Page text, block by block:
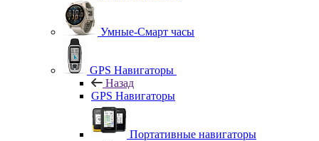
Умные-Смарт часы
GPS Навигаторы
Назад
GPS Навигаторы
Портативные навигаторы